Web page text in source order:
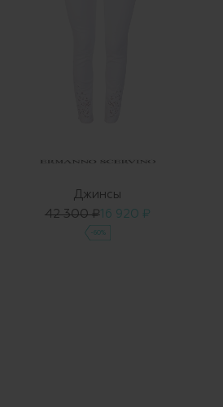
Джинсы
42 300 ₽16 920 ₽
-60%